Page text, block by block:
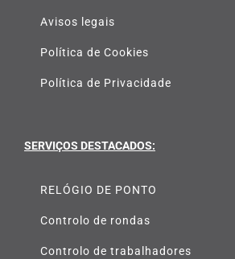
Avisos legais
Política de Cookies
Política de Privacidade
SERVIÇOS DESTACADOS:
RELÓGIO DE PONTO
Controlo de rondas
Controlo de trabalhadores